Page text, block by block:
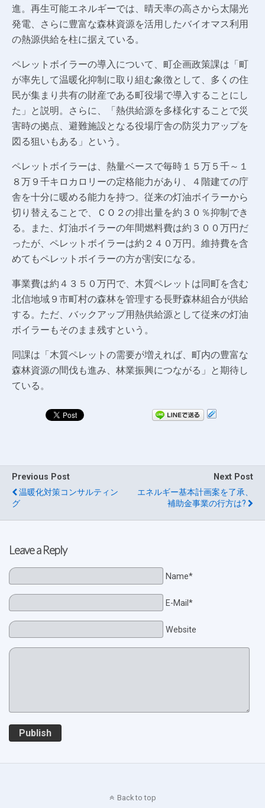
進。再生可能エネルギーでは、晴天率の高さから太陽光
発電、さらに豊富な森林資源を活用したバイオマス利用
の熱源供給を柱に据えている。
ペレットボイラーの導入について、町企画政策課は「町
が率先して温暖化抑制に取り組む象徴として、多くの住
民が集まり共有の財産である町役場で導入することにし
た」と説明。さらに、「熱供給源を多様化することで災
害時の拠点、避難施設となる役場庁舎の防災力アップを
図る狙いもある」という。
ペレットボイラーは、熱量ベースで毎時１５万５千～１
８万９千キロカロリーの定格能力があり、４階建ての庁
舎を十分に暖める能力を持つ。従来の灯油ボイラーから
切り替えることで、ＣＯ２の排出量を約３０％抑制でき
る。また、灯油ボイラーの年間燃料費は約３００万円だ
ったが、ペレットボイラーは約２４０万円。維持費を含
めてもペレットボイラーの方が割安になる。
事業費は約４３５０万円で、木質ペレットは同町を含む
北信地域９市町村の森林を管理する長野森林組合が供給
する。ただ、バックアップ用熱供給源として従来の灯油
ボイラーもそのまま残すという。
同課は「木質ペレットの需要が増えれば、町内の豊富な
森林資源の間伐も進み、林業振興につながる」と期待し
ている。
Previous Post
温暖化対策コンサルティン
グ
Next Post
エネルギー基本計画案を了承、
補助金事業の行方は?
Leave a Reply
Name*
E-Mail*
Website
Publish
Back to top